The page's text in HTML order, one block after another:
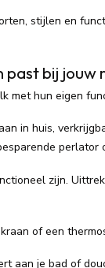
stijlen en
past bij jouw
met hun eigen
in huis,
perlator
zijn.
of een
aan je bad of